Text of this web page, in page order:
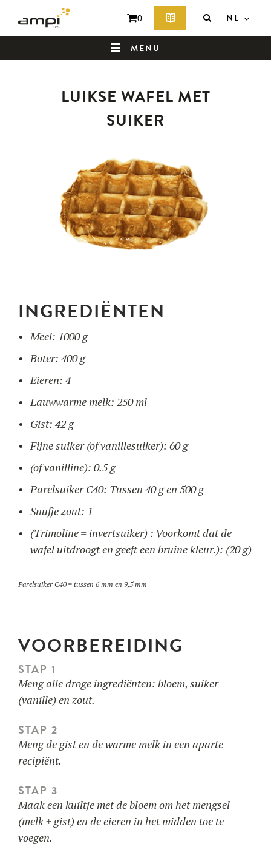
MENU
BEGINPAGINA
Wafelijzers
Ingrediënten
Accessoires
GEBRUIK
0 NL
LUIKSE WAFEL MET
SUIKER
INGREDIËNTEN
Meel: 1000 g
Boter: 400 g
Eieren: 4
Lauwwarme melk: 250 ml
Gist: 42 g
Fijne suiker (of vanillesuiker): 60 g
(of vanilline): 0.5 g
Parelsuiker C40: Tussen 40 g en 500 g
Snufje zout: 1
(Trimoline = invertsuiker) : Voorkomt dat de
wafel uitdroogt en geeft een bruine kleur.): (20 g)
Parelsuiker C40 = tussen 6 mm en 9,5 mm
VOORBEREIDING
STAP 1
Meng alle droge ingrediënten: bloem, suiker
(vanille) en zout.
STAP 2
Meng de gist en de warme melk in een aparte
recipiënt.
STAP 3
Maak een kuiltje met de bloem om het mengsel
(melk + gist) en de eieren in het midden toe te
voegen.